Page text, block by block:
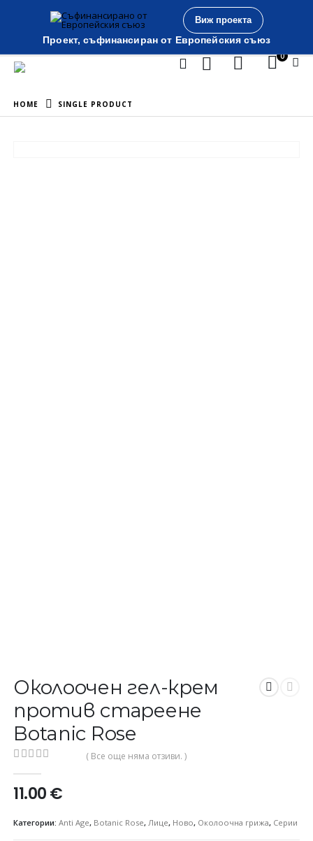
Проект, съфинансиран от Европейския съюз
Виж проекта
0
HOME SINGLE PRODUCT
Околоочен гел-крем
против стареене
Botanic Rose
( Все още няма отзиви. )
11.00€
Категории:Anti Age, Botanic Rose, Лице, Ново, Околоочна грижа, Серии